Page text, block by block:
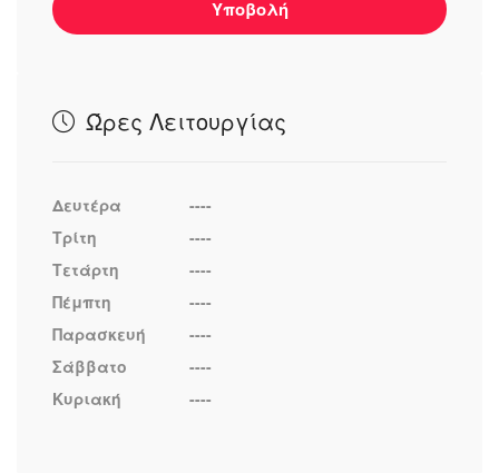
Υποβολή
Ώρες Λειτουργίας
Δευτέρα
----
Τρίτη
----
Τετάρτη
----
Πέμπτη
----
Παρασκευή
----
Σάββατο
----
Κυριακή
----